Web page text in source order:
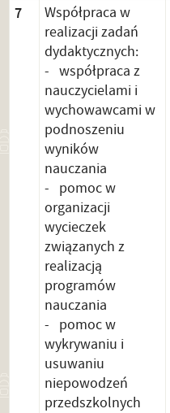
7
Współpraca w
realizacji zadań
dydaktycznych:
- współpraca z
nauczycielami i
wychowawcami w
podnoszeniu
wyników
nauczania
- pomoc w
organizacji
wycieczek
związanych z
realizacją
programów
nauczania
- pomoc w
wykrywaniu i
usuwaniu
niepowodzeń
przedszkolnych